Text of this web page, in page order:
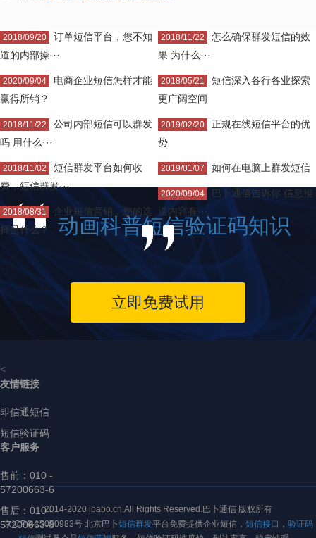
2018/09/20
订单短信平台，您不知
道的内部操···
2020/09/04
电商企业短信怎样才能
赢得所销？
2018/11/22
公司内部短信可以群发
吗 用什么···
2018/11/02
短信群发平台如何收
费，短信群发···
2018/08/31
企业短信营销，您的选
择是什么？
2018/11/22
怎么确保群发短信的效
果 为什么···
2018/05/21
短信深入各行各业探索
更广阔空间
2019/02/20
正规在线短信平台的优
势
2019/01/07 如何在电脑上群发短信
2020/09/04
巴卜通信告诉你 信息推
送内容有···
动画科普短信验证码知识
立即免费试用
<
友情链接
即信通短信
短信验证码
客户服务
售前： 010 -
57200663-6
售后：010 -
57200663-8
2014-2020 ibabo.cn,All Rights Reserved.巴卜通信 版权所有
京ICP备15050983号 北京巴卜短信群发平台免费提供企业短信， 短信接口 ， 验证码